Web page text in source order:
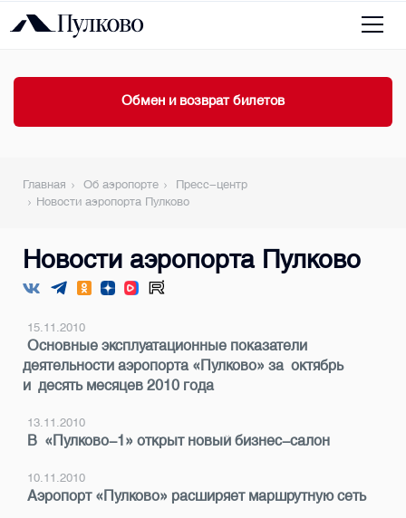
Обмен и возврат билетов
Главная Об аэропорте
Пресс-центр
Новости аэропорта Пулково
Новости аэропорта Пулково
15.11.2010
Основные эксплуатационные показатели
деятельности аэропорта «Пулково» за октябрь
и десять месяцев 2010 года
13.11.2010
В «Пулково-1» открыт новый бизнес-салон
10.11.2010
Аэропорт «Пулково» расширяет маршрутную сеть